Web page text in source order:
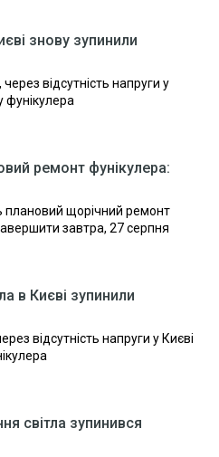
знову зупинили
відсутність напруги у
фунікулера
ремонт фунікулера:
плановий щорічний ремонт
завтра, 27 серпня
в Києві зупинили
відсутність напруги у Києві
світла зупинився